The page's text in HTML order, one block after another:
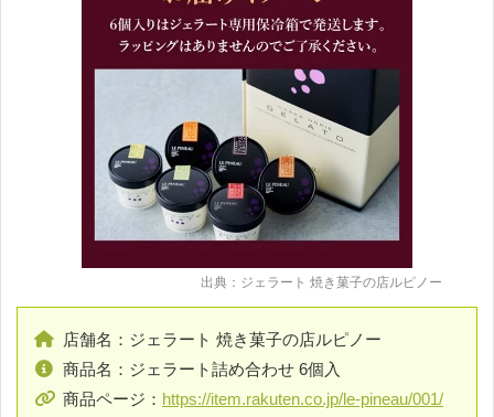
出典：ジェラート 焼き菓子の店ルピノー
店舗名：ジェラート 焼き菓子の店ルピノー
商品名：ジェラート詰め合わせ 6個入
商品ページ： https://item.rakuten.co.jp/le-pineau/001/